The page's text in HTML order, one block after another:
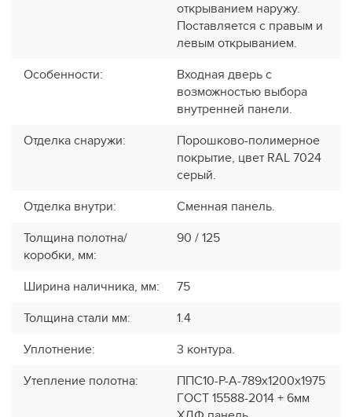
открыванием наружу.
Поставляется с правым и
левым открыванием.
Особенности:
Входная дверь с
возможностью выбора
внутренней панели.
Отделка снаружи:
Порошково-полимерное
покрытие, цвет RAL 7024
серый.
Отделка внутри:
Сменная панель.
Толщина полотна/
коробки, мм:
90 / 125
Ширина наличника, мм:
75
Толщина стали мм:
1.4
Уплотнение:
3 контура.
Утепление полотна:
ППС10-Р-А-789х1200х1975
ГОСТ 15588-2014 + 6мм